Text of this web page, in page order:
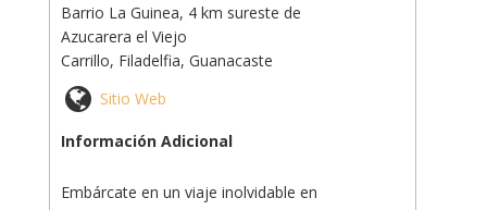
Barrio La Guinea, 4 km sureste de
Azucarera el Viejo
Carrillo, Filadelfia, Guanacaste
Sitio Web
Información Adicional
Embárcate en un viaje inolvidable en